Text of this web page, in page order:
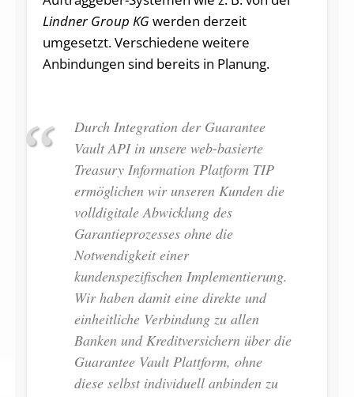
Lindner Group KG werden derzeit
umgesetzt. Verschiedene weitere
Anbindungen sind bereits in Planung.
Durch Integration der Guarantee
Vault API in unsere web-basierte
Treasury Information Platform TIP
ermöglichen wir unseren Kunden die
volldigitale Abwicklung des
Garantieprozesses ohne die
Notwendigkeit einer
kundenspezifischen Implementierung.
Wir haben damit eine direkte und
einheitliche Verbindung zu allen
Banken und Kreditversichern über die
Guarantee Vault Plattform, ohne
diese selbst individuell anbinden zu